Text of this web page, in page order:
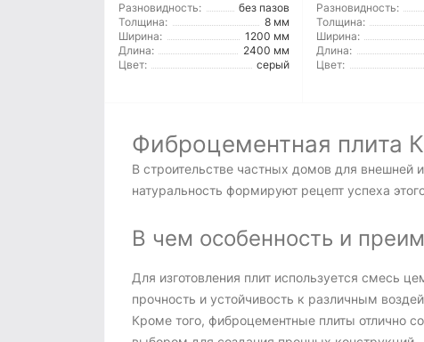
Разновидность:
без пазов
Толщина:
8 мм
Ширина:
1200 мм
Длина:
2400 мм
Цвет:
серый
Разновидность:
Толщина:
Ширина:
Длина:
Цвет:
Фиброцементная плита
В строительстве частных домов для внешней
натуральность формируют рецепт успеха
В чем особенность и
Для изготовления плит используется смесь
прочность и устойчивость к различным
Кроме того, фиброцементные плиты отлично